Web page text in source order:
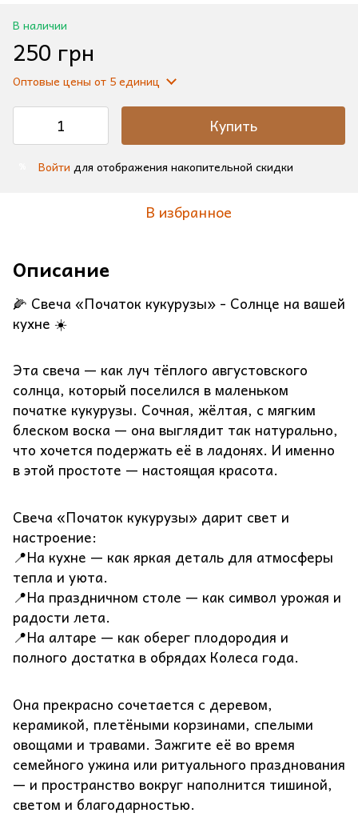
В наличии
250 грн
Оптовые цены от 5 единиц
Купить
Войти для отображения накопительной скидки
В избранное
Описание
🌽 Свеча «Початок кукурузы» - Солнце на вашей
кухне ☀️
Эта свеча — как луч тёплого августовского
солнца, который поселился в маленьком
початке кукурузы. Сочная, жёлтая, с мягким
блеском воска — она выглядит так натурально,
что хочется подержать её в ладонях. И именно
в этой простоте — настоящая красота.
Свеча «Початок кукурузы» дарит свет и
настроение:
📍На кухне — как яркая деталь для атмосферы
тепла и уюта.
📍На праздничном столе — как символ урожая и
радости лета.
📍На алтаре — как оберег плодородия и
полного достатка в обрядах Колеса года.
Она прекрасно сочетается с деревом,
керамикой, плетёными корзинами, спелыми
овощами и травами. Зажгите её во время
семейного ужина или ритуального празднования
— и пространство вокруг наполнится тишиной,
светом и благодарностью.